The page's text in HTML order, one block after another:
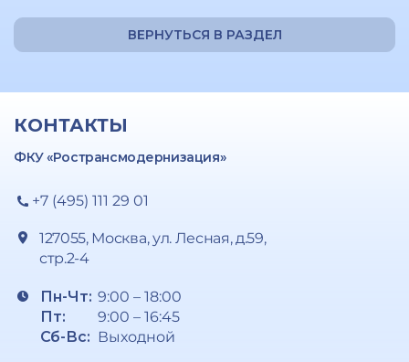
ВЕРНУТЬСЯ В РАЗДЕЛ
КОНТАКТЫ
ФКУ «Ространсмодернизация»
+7 (495) 111 29 01
127055, Москва, ул. Лесная, д.59,
стр.2-4
Пн-Чт:
Пт:
Сб-Вс:
9:00 – 18:00
9:00 – 16:45
Выходной